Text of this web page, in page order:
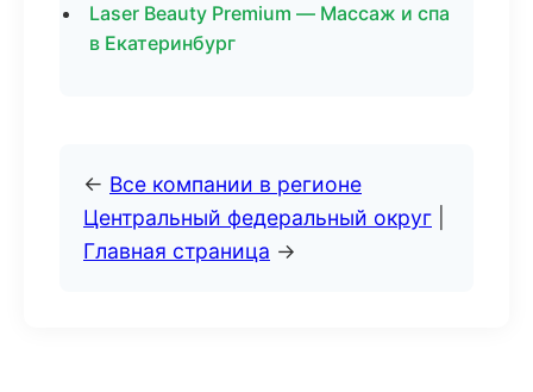
Laser Beauty Premium — Массаж и спа
в Екатеринбург
← Все компании в регионе
Центральный федеральный округ
Главная страница →